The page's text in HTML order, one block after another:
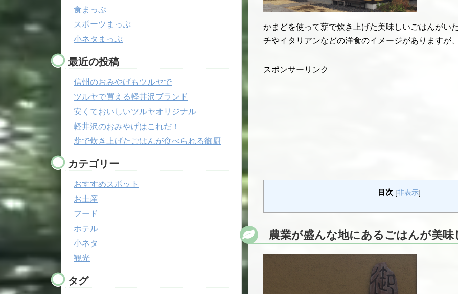
かまどを使って薪で炊き上げた美味しいごはんがい
チやイタリアンなどの洋食のイメージがありますが
スポンサーリンク
目次 [非表示]
農業が盛んな地にあるごはんが美味
食まっぷ
スポーツまっぷ
小ネタまっぷ
最近の投稿
信州のおみやげもツルヤで
ツルヤで買える軽井沢ブランド
安くておいしいツルヤオリジナル
軽井沢のおみやげはこれだ！
薪で炊き上げたごはんが食べられる御厨
カテゴリー
おすすめスポット
お土産
フード
ホテル
小ネタ
観光
タグ